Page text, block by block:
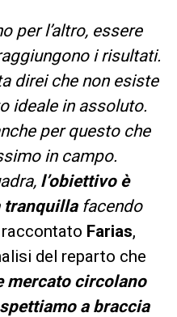
per l’altro, essere
i risultati.
direi che non esiste
ideale in assoluto.
per questo che
in campo.
l’obiettivo è
tranquillafacendo
raccontato Farias,
del reparto che
mercato circolano
a braccia